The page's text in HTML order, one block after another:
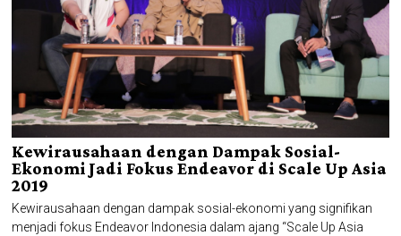
Kewirausahaan dengan Dampak Sosial-
Ekonomi Jadi Fokus Endeavor di Scale Up Asia
2019
Kewirausahaan dengan dampak sosial-ekonomi yang signifikan
menjadi fokus Endeavor Indonesia dalam ajang “Scale Up Asia